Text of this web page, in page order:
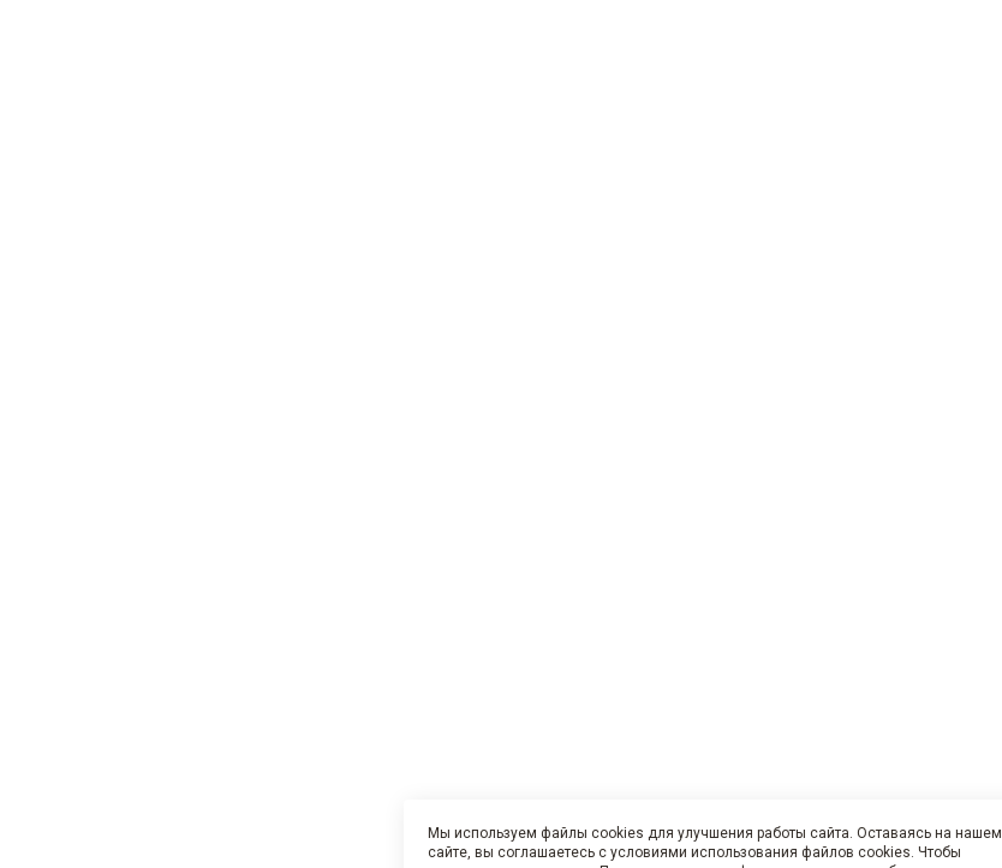
Мы используем файлы cookies для улучшения работы сайта. Оставаясь на нашем
сайте, вы соглашаетесь с условиями использования файлов cookies. Чтобы